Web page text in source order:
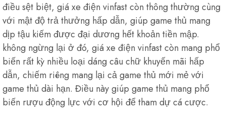
điều sệt biệt, giá xe điện vinfast còn thông thường cùng
với mật độ trả thưởng hấp dẫn, giúp game thủ mang
dịp tậu kiếm được đại dương hết khoản tiền mập.
không ngừng lại ở đó, giá xe điện vinfast còn mang phổ
biến rất kỳ nhiều loại dáng câu chữ khuyến mãi hấp
dẫn, chiếm riêng mang lại cả game thủ mới mẻ với
game thủ dài hạn. Điều này giúp game thủ mang phổ
biến rượu động lực với cơ hội để tham dự cá cược.